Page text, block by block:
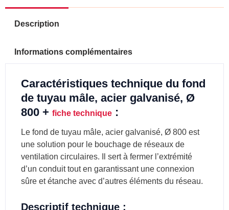
Description
Informations complémentaires
Caractéristiques technique du fond
de tuyau mâle, acier galvanisé, Ø
800 + fiche technique :
Le fond de tuyau mâle, acier galvanisé, Ø 800 est
une solution pour le bouchage de réseaux de
ventilation circulaires. Il sert à fermer l’extrémité
d’un conduit tout en garantissant une connexion
sûre et étanche avec d’autres éléments du réseau.
Descriptif technique :